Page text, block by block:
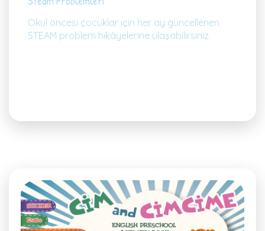
Okul öncesi çocuklar için her ay güncellenen
STEAM problem hikâyelerine ulaşabilirsiniz.